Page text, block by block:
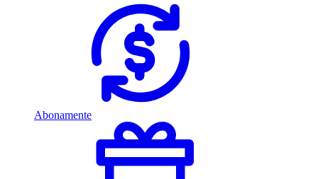
Abonamente